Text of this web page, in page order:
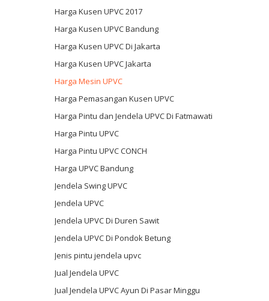
Harga Kusen UPVC 2017
Harga Kusen UPVC Bandung
Harga Kusen UPVC Di Jakarta
Harga Kusen UPVC Jakarta
Harga Mesin UPVC
Harga Pemasangan Kusen UPVC
Harga Pintu dan Jendela UPVC Di Fatmawati
Harga Pintu UPVC
Harga Pintu UPVC CONCH
Harga UPVC Bandung
Jendela Swing UPVC
Jendela UPVC
Jendela UPVC Di Duren Sawit
Jendela UPVC Di Pondok Betung
Jenis pintu jendela upvc
Jual Jendela UPVC
Jual Jendela UPVC Ayun Di Pasar Minggu